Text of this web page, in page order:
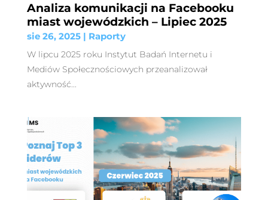
Analiza komunikacji na Facebooku
miast wojewódzkich – Lipiec 2025
sie 26, 2025| Raporty
W lipcu 2025 roku Instytut Badań Internetu i
Mediów Społecznościowych przeanalizował
aktywność...